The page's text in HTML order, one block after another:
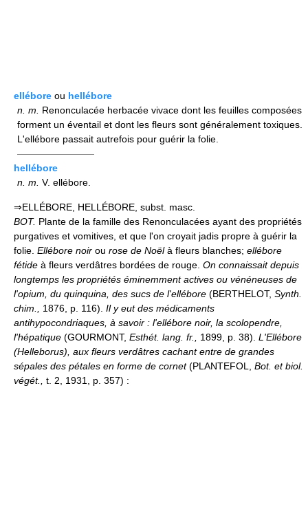
ellébore ou hellébore
n. m.
Renonculacée herbacée vivace dont les feuilles composées
forment un éventail et dont les fleurs sont généralement toxiques.
L'ellébore passait autrefois pour guérir la folie.
————————
hellébore
n. m. V. ellébore.
⇒ELLÉBORE, HELLÉBORE, subst. masc.
BOT. Plante de la famille des Renonculacées ayant des propriétés
purgatives et vomitives, et que l'on croyait jadis propre à guérir la
folie. Ellébore noir ou rose de Noëlà fleurs blanches; ellébore
fétide à fleurs verdâtres bordées de rouge. On connaissait depuis
longtemps les propriétés éminemment actives ou vénéneuses de
l'opium, du quinquina, des sucs de l'ellébore (BERTHELOT, Synth.
chim., 1876, p. 116). Il y eut des médicaments
antihypocondriaques, à savoir : l'ellébore noir, la scolopendre,
l'hépatique (GOURMONT, Esthét. lang. fr., 1899, p. 38). L'Ellébore
(Helleborus), aux fleurs verdâtres cachant entre de grandes
sépales des pétales en forme de cornet(PLANTEFOL, Bot. et biol.
végét., t. 2, 1931, p. 357) :